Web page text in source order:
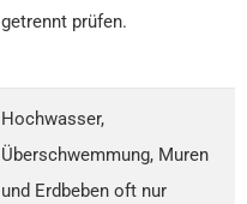
getrennt prüfen.
Hochwasser,
Überschwemmung, Muren
und Erdbeben oft nur